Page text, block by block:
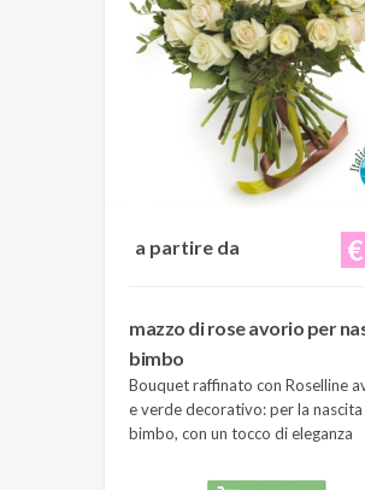
a partire da
mazzo di rose avorio per
bimbo
Bouquet raffinato con Roselline
e verde decorativo: per la nascita
bimbo, con un tocco di eleganza